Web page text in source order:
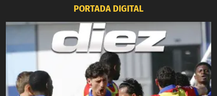
PORTADA DIGITAL